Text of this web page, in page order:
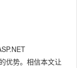
优势。相信本文让